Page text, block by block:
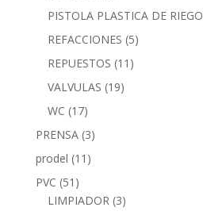
PISTOLA PLASTICA DE RIEGO
REFACCIONES (5)
REPUESTOS (11)
VALVULAS (19)
WC (17)
PRENSA (3)
prodel (11)
PVC (51)
LIMPIADOR (3)